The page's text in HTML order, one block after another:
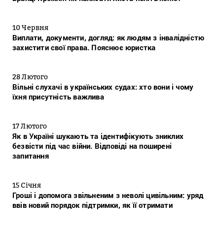
10 Червня
Виплати, документи, догляд: як людям з інвалідністю
захистити свої права. Пояснює юристка
28 Лютого
Вільні слухачі в українських судах: хто вони і чому
їхня присутність важлива
17 Лютого
Як в Україні шукають та ідентифікують зниклих
безвісти під час війни. Відповіді на поширені
запитання
15 Січня
Гроші і допомога звільненим з неволі цивільним: уряд
ввів новий порядок підтримки, як її отримати